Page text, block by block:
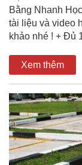
Bằng Nhanh
tài liệu và video
khảo nhé ! + Đủ
Xem thêm